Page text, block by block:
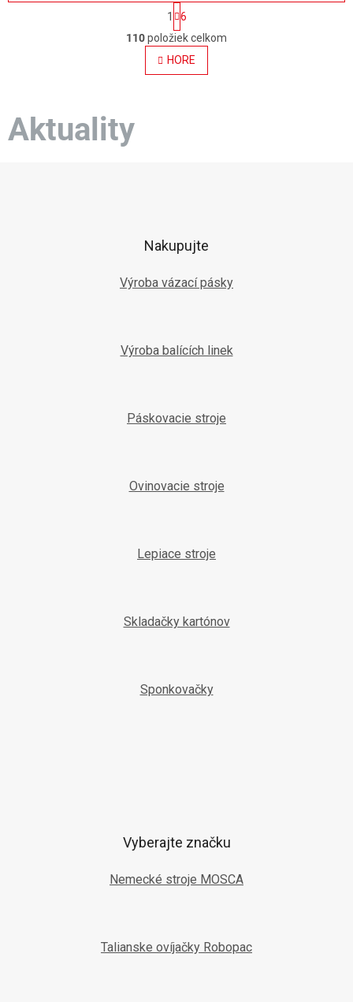
O
v
l
á
v
ý
i
S
t
r
á
n
k
1
6
110položiek celkom
HORE
Aktuality
Nakupujte
Výroba vázací pásky
Výroba balících linek
Páskovacie stroje
Ovinovacie stroje
Lepiace stroje
Skladačky kartónov
Sponkovačky
Vyberajte značku
Nemecké stroje MOSCA
Talianske ovíjačky Robopac